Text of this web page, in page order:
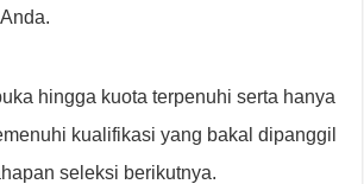
hingga kuota terpenuhi serta hanya
kualifikasi yang bakal dipanggil
seleksi berikutnya.